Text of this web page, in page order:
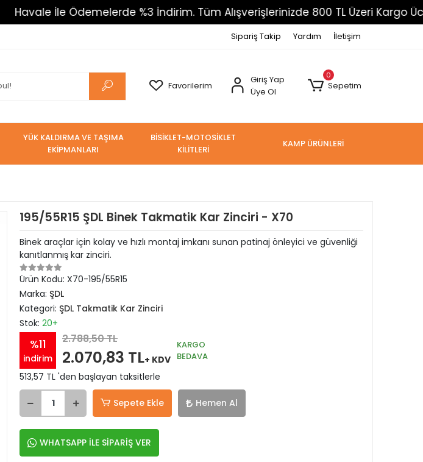
İle Ödemelerde %3 İndirim. Tüm Alışverişlerinizde 800 TL Üzeri Kargo Ücretsiz
Sipariş Takip Yardım İletişim
Favorilerim
Giriş Yap
Üye Ol
0
Sepetim
YÜK KALDIRMA VE TAŞIMA
EKİPMANLARI
BİSİKLET-MOTOSİKLET
KİLİTLERİ
KAMP ÜRÜNLERİ
195/55R15 ŞDL Binek Takmatik Kar Zinciri - X70
Binek araçlar için kolay ve hızlı montaj imkanı sunan patinaj önleyici ve güvenliği
kanıtlanmış kar zinciri.
Ürün Kodu: X70-195/55R15
Marka: ŞDL
Kategori: ŞDL Takmatik Kar Zinciri
Stok: 20+
%11
indirim
2.788,50 TL
2.070,83 TL+ KDV
KARGO
BEDAVA
513,57 TL 'den başlayan taksitlerle
Sepete Ekle Hemen Al
WHATSAPP İLE SİPARİŞ VER